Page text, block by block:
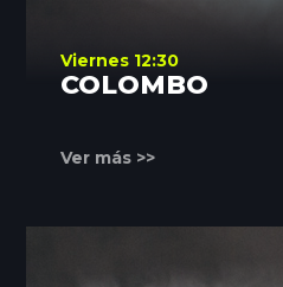
Viernes 12:30
COLOMBO
Ver más >>